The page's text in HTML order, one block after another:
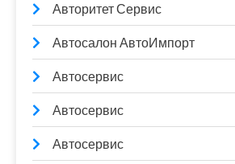
Авторитет Сервис
Автосалон АвтоИмпорт
Автосервис
Автосервис
Автосервис